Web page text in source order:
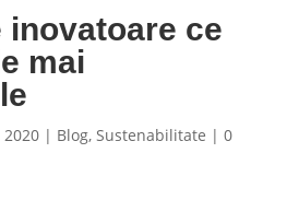
inovatoare ce
mai
2020| Blog, Sustenabilitate | 0